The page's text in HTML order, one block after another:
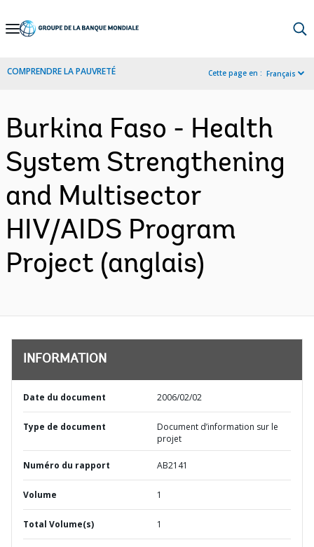
Skip
Navigation
COMPRENDRE LA PAUVRETÉ Cette page en : Français
Burkina Faso - Health
System Strengthening
and Multisector
HIV/AIDS Program
Project (anglais)
INFORMATION
Date du document 2006/02/02
Type de document
Document d’information sur le
projet
Numéro du rapport AB2141
Volume 1
Total Volume(s) 1